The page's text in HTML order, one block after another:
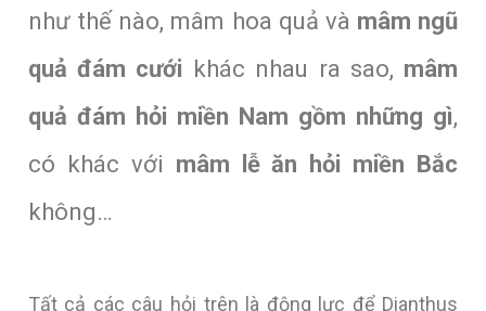
như thế nào, mâm hoa quả và mâm ngũ
quả đám cưới khác nhau ra sao, mâm
quả đám hỏi miền Nam gồm những gì,
có khác với mâm lễ ăn hỏi miền Bắc
không…
Tất cả các câu hỏi trên là động lực để Dianthus